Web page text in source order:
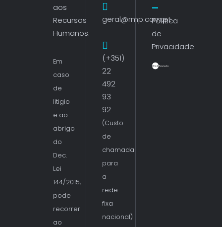
aos
Recursos
Humanos.
Em
caso
de
litigio
e ao
abrigo
do
Dec.
Lei
144/2015,
pode
recorrer
ao
geral@rmp.com.pt
(+351)
22
492
93
92
(Custo
de
chamada
para
a
rede
fixa
nacional)
Política
de
Privacidade